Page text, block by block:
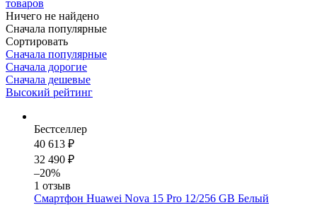
товаров
Ничего не найдено
Сначала популярные
Сортировать
Сначала популярные
Сначала дорогие
Сначала дешевые
Высокий рейтинг
Бестселлер
40 613 ₽
32 490 ₽
–20%
1 отзыв
Смартфон Huawei Nova 15 Pro 12/256 GB Белый